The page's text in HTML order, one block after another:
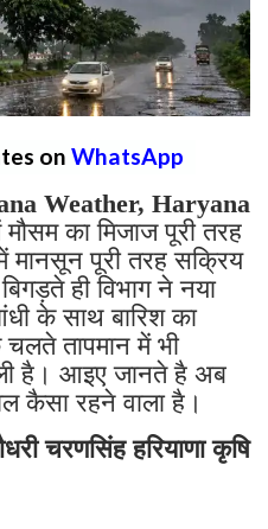
on WhatsApp
Weather, Haryana
मौसम का मिजाज पूरी तरह
मानसून पूरी तरह सक्रिय
ही विभाग ने नया
के साथ बारिश का
तापमान में भी
है। आइए जानते है अब
कैसा रहने वाला है।
चरणसिंह हरियाणा कृषि